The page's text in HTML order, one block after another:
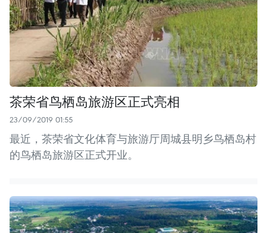
茶荣省鸟栖岛旅游区正式亮相
23/09/2019 01:55
最近，茶荣省文化体育与旅游厅周城县明乡鸟栖岛村
的鸟栖岛旅游区正式开业。